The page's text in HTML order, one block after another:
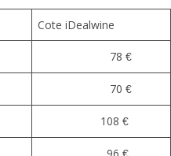
Cote iDealwine
78 €
70 €
108 €
96 €